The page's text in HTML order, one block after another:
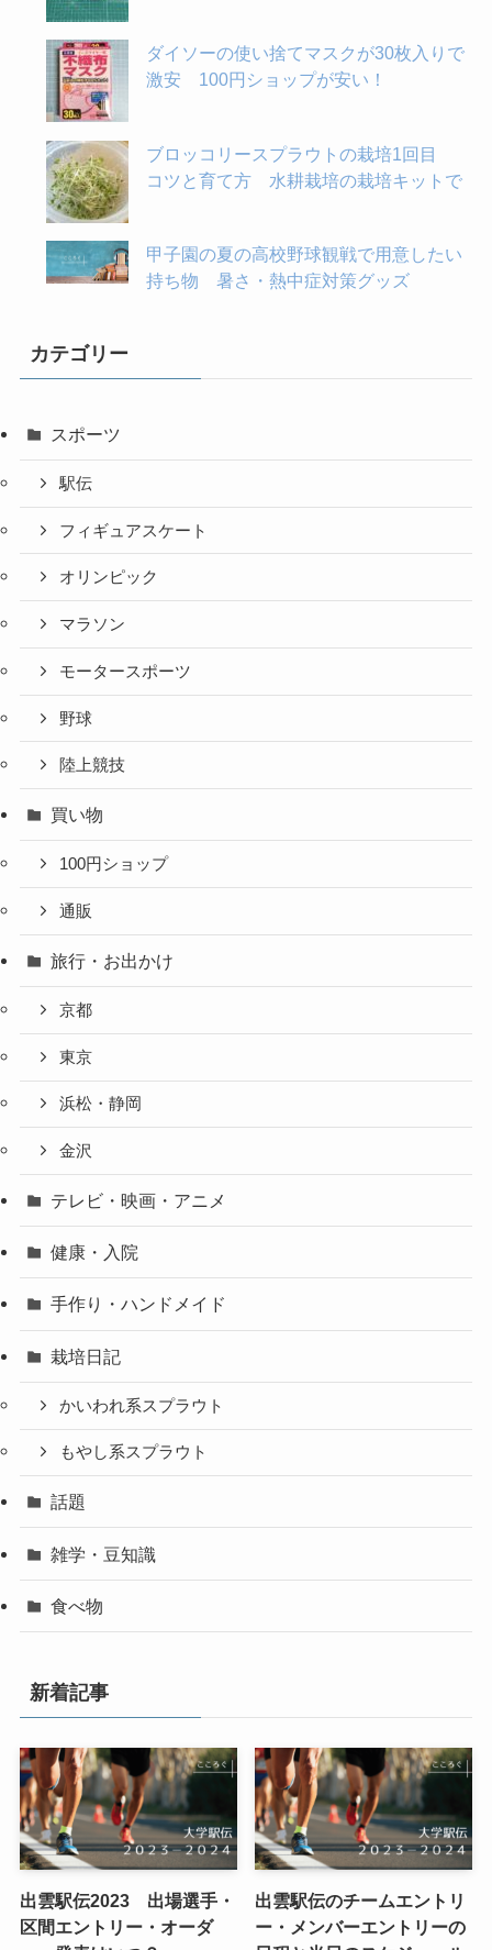
ダイソーの使い捨てマスクが30枚入りで
激安 100円ショップが安い！
ブロッコリースプラウトの栽培1回目
コツと育て方 水耕栽培の栽培キットで
甲子園の夏の高校野球観戦で用意したい
持ち物 暑さ・熱中症対策グッズ
カテゴリー
スポーツ
駅伝
フィギュアスケート
オリンピック
マラソン
モータースポーツ
野球
陸上競技
買い物
100円ショップ
通販
旅行・お出かけ
京都
東京
浜松・静岡
金沢
テレビ・映画・アニメ
健康・入院
手作り・ハンドメイド
栽培日記
かいわれ系スプラウト
もやし系スプラウト
話題
雑学・豆知識
食べ物
新着記事
出雲駅伝2023 出場選手・
区間エントリー・オーダ
出雲駅伝のチームエントリ
ー・メンバーエントリーの